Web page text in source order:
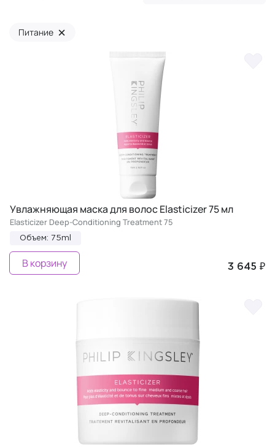
Питание ×
Увлажняющая маска для волос Elasticizer 75 мл
Elasticizer Deep-Conditioning Treatment 75
Объем: 75ml
3 645 ₽
В корзину